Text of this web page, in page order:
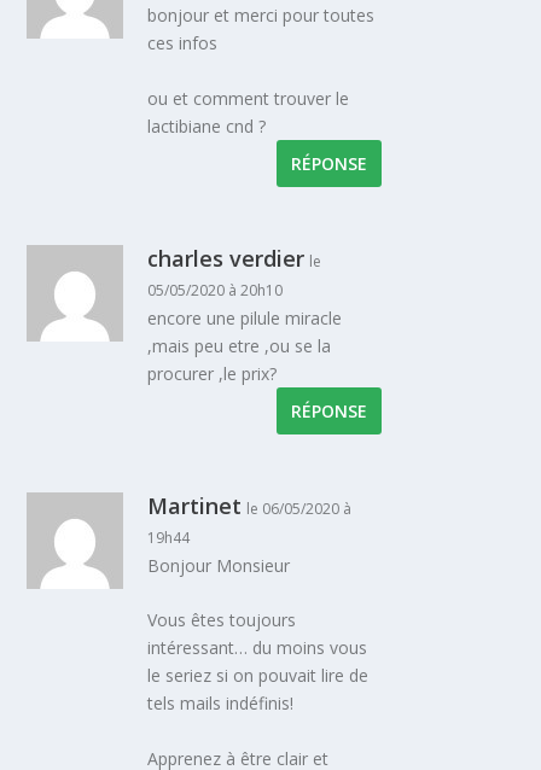
bonjour et merci pour toutes
ces infos
ou et comment trouver le
lactibiane cnd ?
RÉPONSE
charles verdier le
05/05/2020 à 20h10
encore une pilule miracle
,mais peu etre ,ou se la
procurer ,le prix?
RÉPONSE
Martinet le 06/05/2020 à
19h44
Bonjour Monsieur
Vous êtes toujours
intéressant… du moins vous
le seriez si on pouvait lire de
tels mails indéfinis!
Apprenez à être clair et